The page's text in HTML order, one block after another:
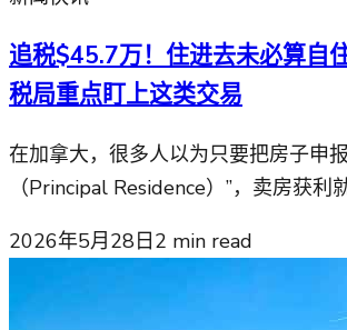
追税$45.7万！住进去未必算自
税局重点盯上这类交易
在加拿大，很多人以为只要把房子申
（Principal Residence）”，卖房获利
2026年5月28日2 min read